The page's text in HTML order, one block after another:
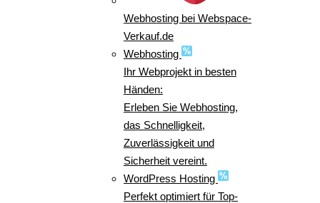
Webhosting bei Webspace-
Verkauf.de
Webhosting
Ihr Webprojekt in besten
Händen:
Erleben Sie Webhosting,
das Schnelligkeit,
Zuverlässigkeit und
Sicherheit vereint.
WordPress Hosting
Perfekt optimiert für Top-